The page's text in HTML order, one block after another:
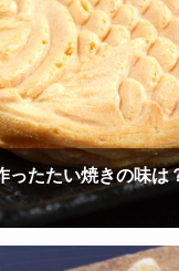
たたい焼きの味は